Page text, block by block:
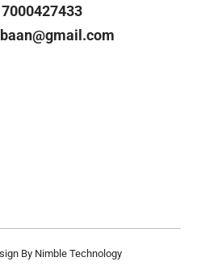
7000427433
By Nimble Technology